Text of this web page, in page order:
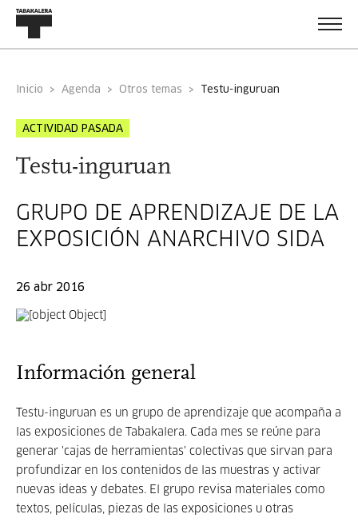
Inicio Agenda Otros temas testu-inguruan
ACTIVIDAD PASADA
Testu-inguruan
GRUPO DE APRENDIZAJE DE LA
EXPOSICIÓN ANARCHIVO SIDA
26 abr 2016
Información general
Testu-inguruan es un grupo de aprendizaje que acompaña a
las exposiciones de Tabakalera. Cada mes se reúne para
generar 'cajas de herramientas' colectivas que sirvan para
profundizar en los contenidos de las muestras y activar
nuevas ideas y debates. El grupo revisa materiales como
textos, películas, piezas de las exposiciones u otras